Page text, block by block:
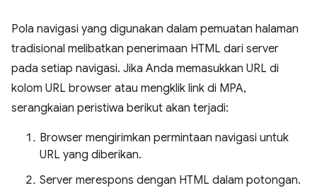
Pola navigasi yang digunakan dalam pemuatan halaman
tradisional melibatkan penerimaan HTML dari server
pada setiap navigasi. Jika Anda memasukkan URL di
kolom URL browser atau mengklik link di MPA,
serangkaian peristiwa berikut akan terjadi:
Browser mengirimkan permintaan navigasi untuk
URL yang diberikan.
Server merespons dengan HTML dalam potongan.